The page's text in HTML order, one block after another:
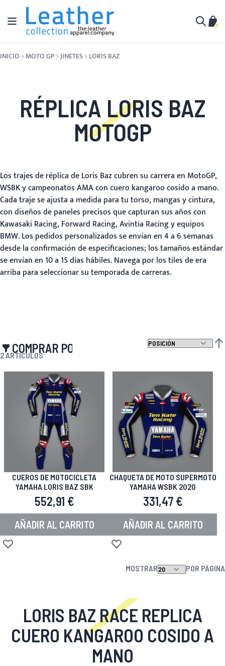
Ir al contenido
Toggle Nav
Mi
INICIO MOTO GP JINETES LORIS BAZ
RÉPLICA LORIS BAZ
MOTOGP
Los trajes de réplica de Loris Baz cubren su carrera en MotoGP,
WSBK y campeonatos AMA con cuero kangaroo cosido a mano.
Cada traje se ajusta a medida para tu torso, mangas y cintura,
con diseños de paneles precisos que capturan sus años con
Kawasaki Racing, Forward Racing, Avintia Racing y equipos
BMW. Los pedidos personalizados se envían en 4 a 6 semanas
desde la confirmación de especificaciones; los tamaños estándar
se envían en 10 a 15 días hábiles. Navega por los tiles de era
arriba para seleccionar su temporada de carreras.
COMPRAR POR
2ARTÍCULOS
CUEROS DE MOTOCICLETA
YAMAHA LORIS BAZ SBK
552,91 €
AÑADIR AL CARRITO
Añadir a la Lista de Deseos
CHAQUETA DE MOTO SUPERMOTO
YAMAHA WSBK 2020
331,47 €
AÑADIR AL CARRITO
Añadir a la Lista de Deseos
MOSTRAR POR PÁGINA
LORIS BAZ RACE REPLICA
CUERO KANGAROO COSIDO A
MANO